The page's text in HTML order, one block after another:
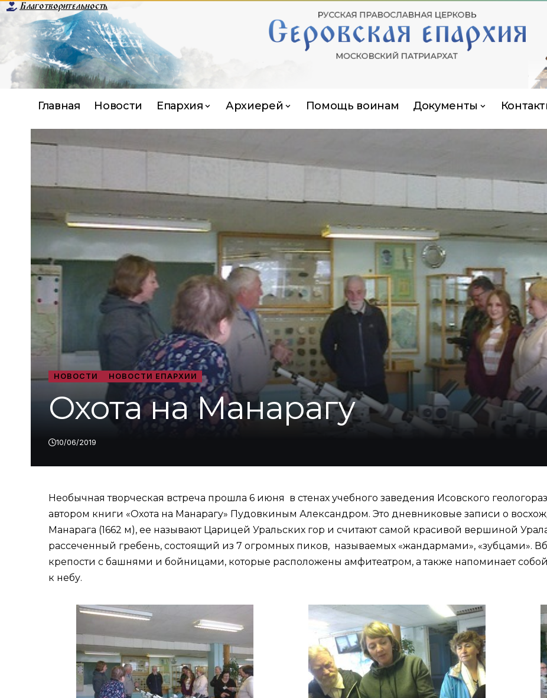
Благотворительность
Главная Новости Епархия Архиерей Помощь воинам Документы
НОВОСТИ НОВОСТИ ЕПАРХИИ
Охота на Манарагу
10/06/2019
Необычная творческая встреча прошла 6 июня в стенах учебного заведения Исовского
автором книги «Охота на Манарагу» Пудовкиным Александром. Это дневниковые записи о
Манарага (1662 м), ее называют Царицей Уральских гор и считают самой красивой вершиной
рассеченный гребень, состоящий из 7 огромных пиков, называемых «жандармами», «зубцами».
крепости с башнями и бойницами, которые расположены амфитеатром, а также напоминает
к небу.